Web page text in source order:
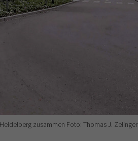
zusammen Foto: Thomas J. Zelinger